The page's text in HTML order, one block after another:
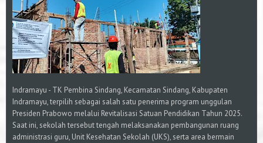
Indramayu - TK Pembina Sindang, Kecamatan Sindang, Kabupaten
Indramayu, terpilih sebagai salah satu penerima program unggulan
Presiden Prabowo melalui Revitalisasi Satuan Pendidikan Tahun 2025.
Saat ini, sekolah tersebut tengah melaksanakan pembangunan ruang
administrasi guru, Unit Kesehatan Sekolah (UKS), serta area bermain